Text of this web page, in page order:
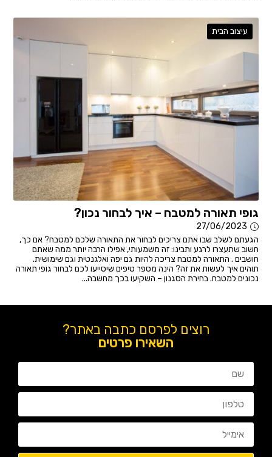
עיצוב הבית
גופי תאורה למטבח – איך לבחור נכון?
27/06/2023
הגעתם לשלב שבו אתם צריכים לבחור את התאורה שלכם למטבח? אם כך,
חשוב שתעצרו לרגע ותבינו: זה משמעותי, אפילו הרבה יותר ממה שאתם
חושבים . התאורה למטבח צריכה להיות גם יפה ואלגנטית וגם שימושית.
תוהים איך לעשות את זה? הינה מספר טיפים שיסייעו לכם לבחור גופי תאורה
נכונים למטבח. בחירת הסגנון – השקיעו בכך מחשבה...
רוצים לפרסם כתבה באתר?
השאירו פרטים